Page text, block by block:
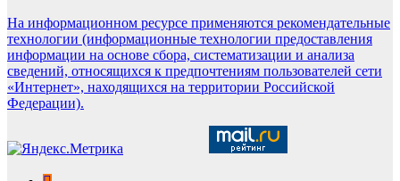
На информационном ресурсе применяются рекомендательные
технологии (информационные технологии предоставления
информации на основе сбора, систематизации и анализа
сведений, относящихся к предпочтениям пользователей сети
«Интернет», находящихся на территории Российской
Федерации).